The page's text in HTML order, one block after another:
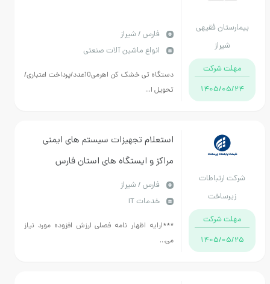
فقیهی
شرکت
1405/
فارس / شیراز
انواع ماشین آلات صنعتی
دستگاه تی خشک کن اهرمی10عدد/پرداخت اعتباری/
تحویل ا...
ارتباطات
شرکت
1405/
استعلام تجهیزات سیستم های ایمنی
مراکز و ایستگاه های استان فارس
فارس / شیراز
خدمات IT
***ارایه اظهار نامه فصلی ارزش افزوده مورد نیاز
می...